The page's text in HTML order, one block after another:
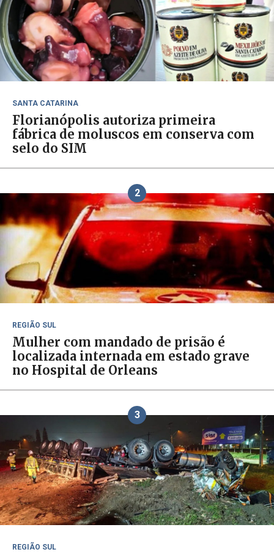
SANTA CATARINA
Florianópolis autoriza primeira
fábrica de moluscos em conserva com
selo do SIM
2
REGIÃO SUL
Mulher com mandado de prisão é
localizada internada em estado grave
no Hospital de Orleans
3
REGIÃO SUL